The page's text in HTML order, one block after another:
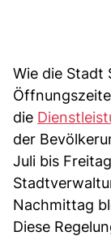
Wie die Stadt
die
der
Juli bis
Nachmittag
Diese